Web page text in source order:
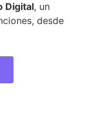
Digital, un
desde